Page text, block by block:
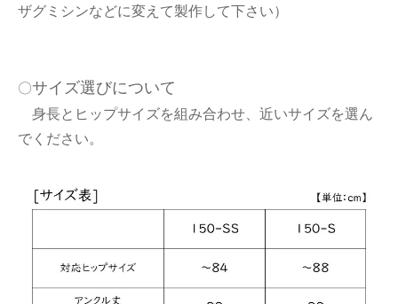
ザグミシンなどに変えて製作して下さい）
〇サイズ選びについて
身長とヒップサイズを組み合わせ、近いサイズを選ん
でください。